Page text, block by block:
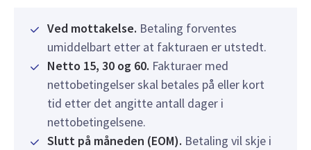
Ved mottakelse. Betaling forventes
umiddelbart etter at fakturaen er utstedt.
Netto 15, 30 og 60. Fakturaer med
nettobetingelser skal betales på eller kort
tid etter det angitte antall dager i
nettobetingelsene.
Slutt på måneden (EOM). Betaling vil skje i